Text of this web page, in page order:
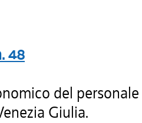
48
del personale
Giulia.